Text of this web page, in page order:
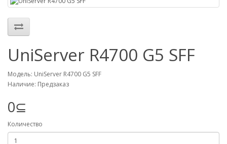
UniServer R4700 G5 SFF
Модель: UniServer R4700 G5 SFF
Наличие: Предзаказ
0⊆
Количество